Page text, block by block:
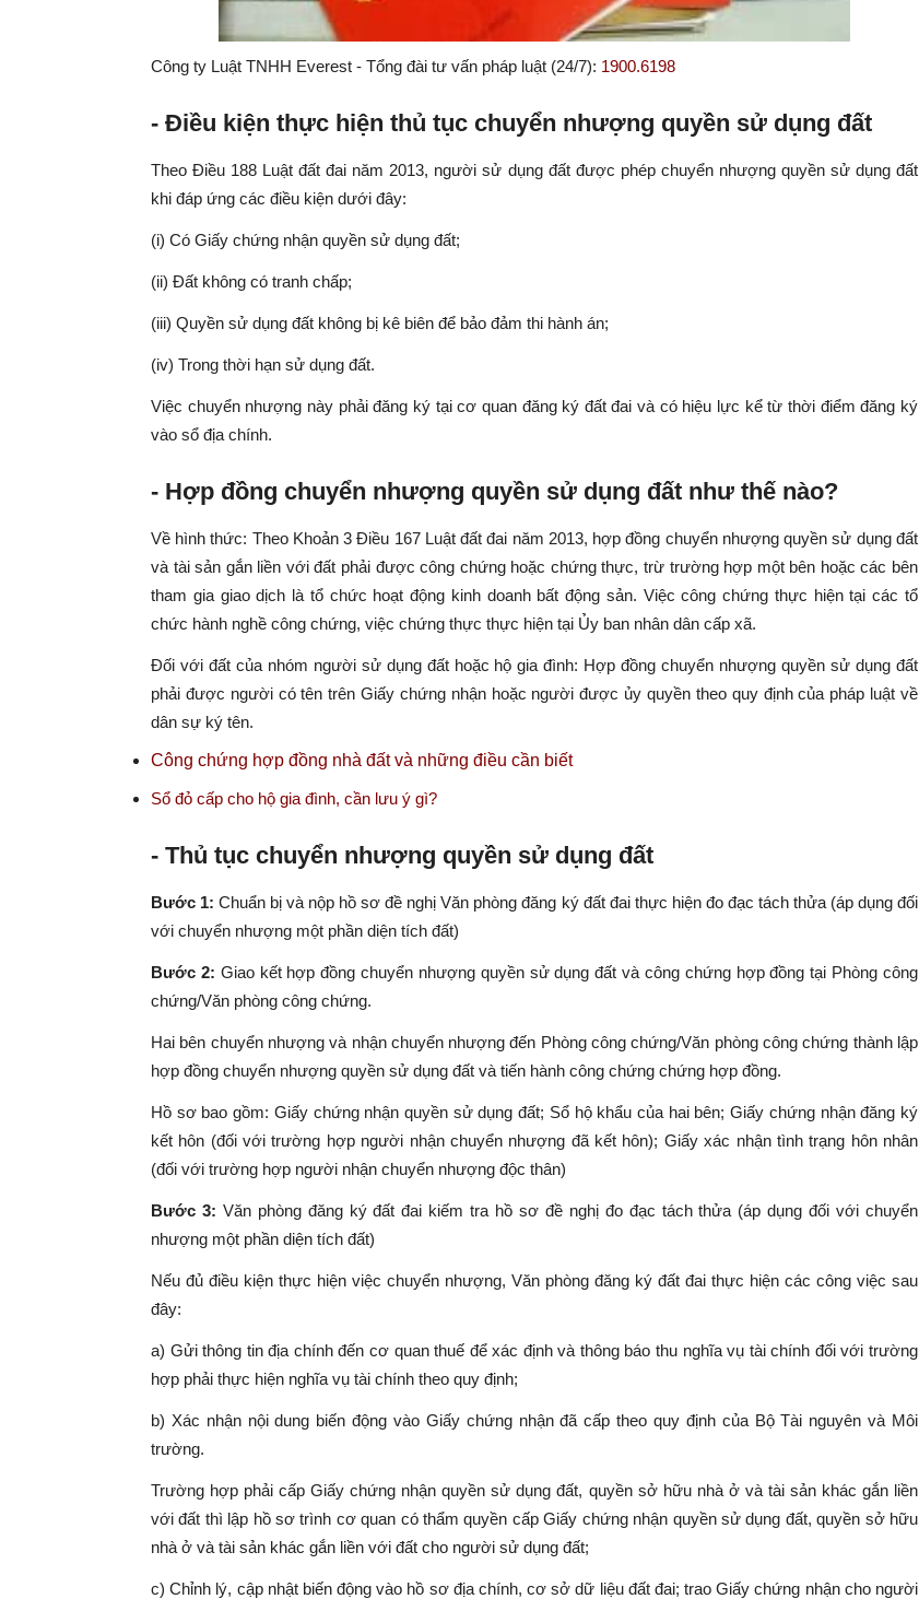
Công ty Luật TNHH Everest - Tổng đài tư vấn pháp luật (24/7): 1900.6198
- Điều kiện thực hiện thủ tục chuyển nhượng quyền sử dụng đất
Theo Điều 188 Luật đất đai năm 2013, người sử dụng đất được phép chuyển nhượng quyền sử dụng đất
khi đáp ứng các điều kiện dưới đây:
(i) Có Giấy chứng nhận quyền sử dụng đất;
(ii) Đất không có tranh chấp;
(iii) Quyền sử dụng đất không bị kê biên để bảo đảm thi hành án;
(iv) Trong thời hạn sử dụng đất.
Việc chuyển nhượng này phải đăng ký tại cơ quan đăng ký đất đai và có hiệu lực kể từ thời điểm đăng ký
vào sổ địa chính.
- Hợp đồng chuyển nhượng quyền sử dụng đất như thế nào?
Về hình thức: Theo Khoản3 Điều 167 Luật đất đai năm 2013, hợp đồng chuyển nhượng quyền sử dụng đất
và tài sản gắn liền với đất phải được công chứng hoặc chứng thực, trừ trường hợp một bên hoặc các bên
tham gia giao dịch là tổ chức hoạt động kinh doanh bất động sản. Việc công chứng thực hiện tại các tổ
chức hành nghề công chứng, việc chứng thực thực hiện tại Ủy ban nhân dân cấp xã.
Đối với đất của nhóm người sử dụng đất hoặc hộ gia đình: Hợp đồng chuyển nhượng quyền sử dụng đất
phải được người có tên trên Giấy chứng nhận hoặc người được ủy quyền theo quy định của pháp luật về
dân sự ký tên.
Công chứng hợp đồng nhà đất và những điều cần biết
Sổ đỏ cấp cho hộ gia đình, cần lưu ý gì?
- Thủ tục chuyển nhượng quyền sử dụng đất
Bước 1: Chuẩn bị và nộp hồ sơ đề nghị Văn phòng đăng ký đất đai thực hiện đo đạc tách thửa (áp dụng đối
với chuyển nhượng một phần diện tích đất)
Bước 2: Giao kết hợp đồng chuyển nhượng quyền sử dụng đất và công chứng hợp đồng tại Phòng công
chứng/Văn phòng công chứng.
Hai bên chuyển nhượng và nhận chuyển nhượng đến Phòng công chứng/Văn phòng công chứng thành lập
hợp đồng chuyển nhượng quyền sử dụng đất và tiến hành công chứng chứng hợp đồng.
Hồ sơ bao gồm: Giấy chứng nhận quyền sử dụng đất; Sổ hộ khẩu của hai bên; Giấy chứng nhận đăng ký
kết hôn (đối với trường hợp người nhận chuyển nhượng đã kết hôn); Giấy xác nhận tình trạng hôn nhân
(đối với trường hợp người nhận chuyển nhượng độc thân)
Bước 3: Văn phòng đăng ký đất đai kiếm tra hồ sơ đề nghị đo đạc tách thửa (áp dụng đối với chuyển
nhượng một phần diện tích đất)
Nếu đủ điều kiện thực hiện việc chuyển nhượng, Văn phòng đăng ký đất đai thực hiện các công việc sau
đây:
a) Gửi thông tin địa chính đến cơ quan thuế để xác định và thông báo thu nghĩa vụ tài chính đối với trường
hợp phải thực hiện nghĩa vụ tài chính theo quy định;
b) Xác nhận nội dung biến động vào Giấy chứng nhận đã cấp theo quy định của Bộ Tài nguyên và Môi
trường.
Trường hợp phải cấp Giấy chứng nhận quyền sử dụng đất, quyền sở hữu nhà ở và tài sản khác gắn liền
với đất thì lập hồ sơ trình cơ quan có thẩm quyền cấp Giấy chứng nhận quyền sử dụng đất, quyền sở hữu
nhà ở và tài sản khác gắn liền với đất cho người sử dụng đất;
c) Chỉnh lý, cập nhật biến động vào hồ sơ địa chính, cơ sở dữ liệu đất đai; trao Giấy chứng nhận cho người